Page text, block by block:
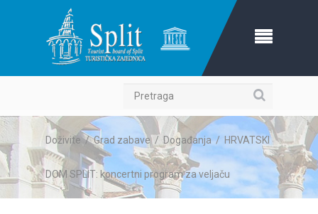
Pretraga
Doživite/Grad zabave/Događanja/ HRVATSKI
DOM SPLIT: koncertni program za veljaču